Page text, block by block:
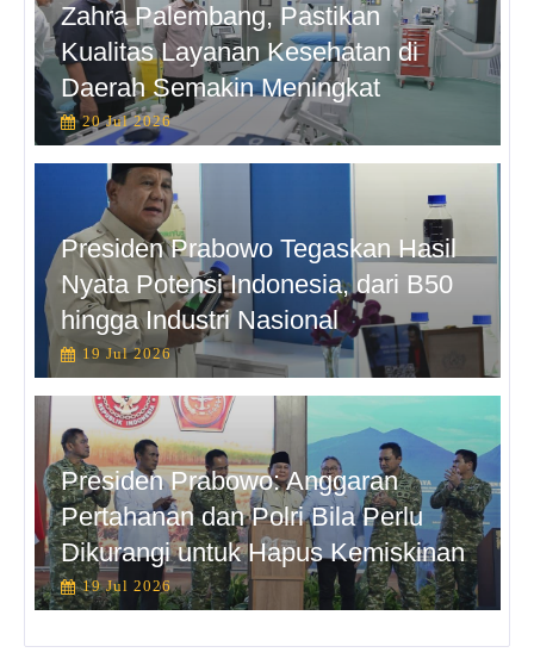
Zahra Palembang, Pastikan
Kualitas Layanan Kesehatan di
Daerah Semakin Meningkat
20 Jul 2026
Presiden Prabowo Tegaskan Hasil
Nyata Potensi Indonesia, dari B50
hingga Industri Nasional
19 Jul 2026
Presiden Prabowo: Anggaran
Pertahanan dan Polri Bila Perlu
Dikurangi untuk Hapus Kemiskinan
19 Jul 2026